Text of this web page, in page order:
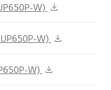
W)
W)
W)